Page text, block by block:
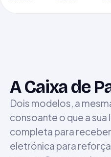
A Caixa de
Dois modelos, a
consoante o que a
completa para
eletrónica para